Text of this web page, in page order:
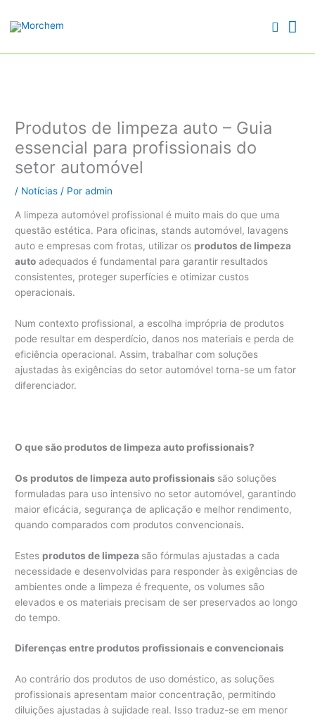
Produtos de limpeza auto – Guia
essencial para profissionais do
setor automóvel
/ Notícias / Por admin
A limpeza automóvel profissional é muito mais do que uma
questão estética. Para oficinas, stands automóvel, lavagens
auto e empresas com frotas, utilizar os produtos de limpeza
auto adequados é fundamental para garantir resultados
consistentes, proteger superfícies e otimizar custos
operacionais.
Num contexto profissional, a escolha imprópria de produtos
pode resultar em desperdício, danos nos materiais e perda de
eficiência operacional. Assim, trabalhar com soluções
ajustadas às exigências do setor automóvel torna-se um fator
diferenciador.
O que são produtos de limpeza auto profissionais?
Os produtos de limpeza auto profissionais são soluções
formuladas para uso intensivo no setor automóvel, garantindo
maior eficácia, segurança de aplicação e melhor rendimento,
quando comparados com produtos convencionais.
Estes produtos de limpeza são fórmulas ajustadas a cada
necessidade e desenvolvidas para responder às exigências de
ambientes onde a limpeza é frequente, os volumes são
elevados e os materiais precisam de ser preservados ao longo
do tempo.
Diferenças entre produtos profissionais e convencionais
Ao contrário dos produtos de uso doméstico, as soluções
profissionais apresentam maior concentração, permitindo
diluições ajustadas à sujidade real. Isso traduz-se em menor